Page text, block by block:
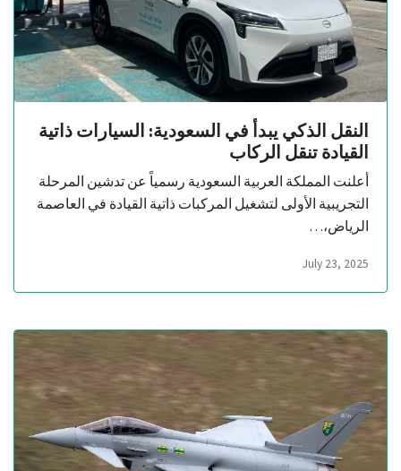
النقل الذكي يبدأ في السعودية: السيارات ذاتية
القيادة تنقل الركاب
أعلنت المملكة العربية السعودية رسمياً عن تدشين المرحلة
التجريبية الأولى لتشغيل المركبات ذاتية القيادة في العاصمة
الرياض،…
July 23, 2025